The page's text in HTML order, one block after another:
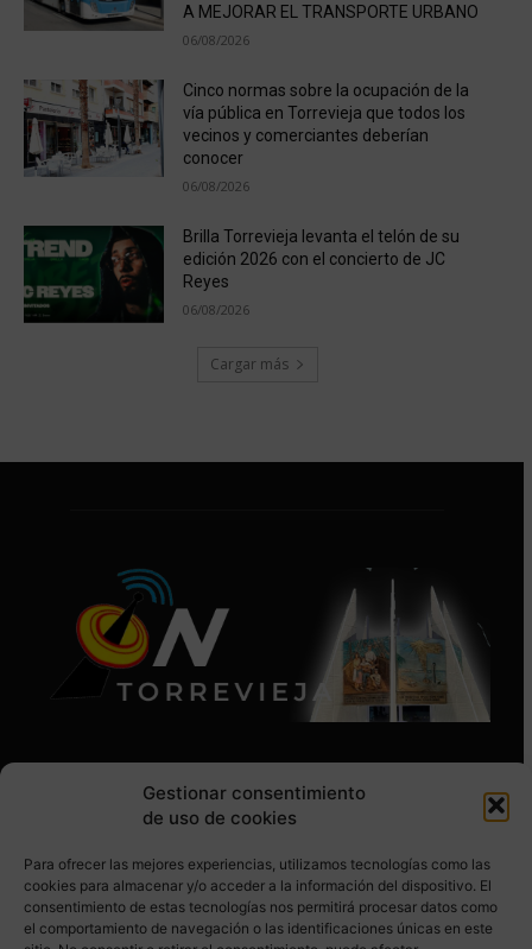
Gestionar consentimiento
de uso de cookies
Para ofrecer las mejores experiencias, utilizamos tecnologías como las
cookies para almacenar y/o acceder a la información del dispositivo. El
consentimiento de estas tecnologías nos permitirá procesar datos como
el comportamiento de navegación o las identificaciones únicas en este
A MEJORAR EL TRANSPORTE URBANO
06/08/2026
Cinco normas sobre la ocupación de la
vía pública en Torrevieja que todos los
vecinos y comerciantes deberían
conocer
06/08/2026
Brilla Torrevieja levanta el telón de su
edición 2026 con el concierto de JC
Reyes
06/08/2026
Cargar más
SÍGUENOS EN REDES SOCIALES